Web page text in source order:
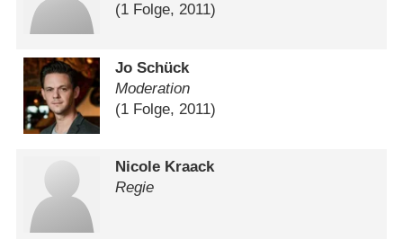
(1 Folge, 2011)
Jo Schück
Moderation
(1 Folge, 2011)
Nicole Kraack
Regie